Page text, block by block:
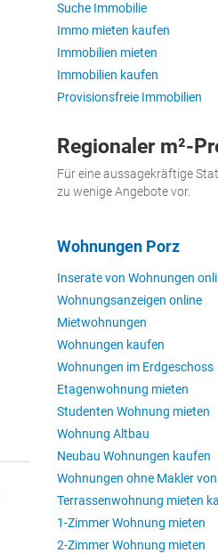
Suche Immobilie
Immo mieten kaufen
Immobilien mieten
Immobilien kaufen
Provisionsfreie Immobilien
Regionaler m²-
Für eine aussagekräftige
zu wenige Angebote vor.
Wohnungen Porz
Inserate von Wohnungen
Wohnungsanzeigen online
Mietwohnungen
Wohnungen kaufen
Wohnungen im Erdgeschoss
Etagenwohnung mieten
Studenten Wohnung mieten
Wohnung Altbau
Neubau Wohnungen kaufen
Wohnungen ohne Makler
Terrassenwohnung mieten
1-Zimmer Wohnung mieten
2-Zimmer Wohnung mieten